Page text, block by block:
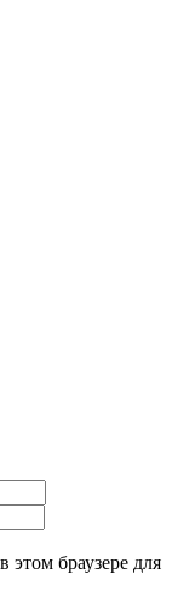
этом браузере для